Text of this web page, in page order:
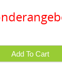
Add To Cart